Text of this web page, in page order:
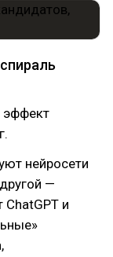
эффект
нейросети
—
и